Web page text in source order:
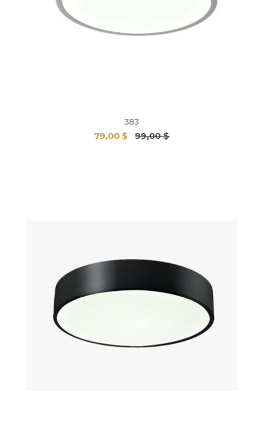
383
79,00 $ 99,00 $